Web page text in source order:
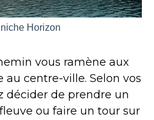
Horizon
vous ramène aux
au centre-ville. Selon vos
décider de prendre un
ou faire un tour sur